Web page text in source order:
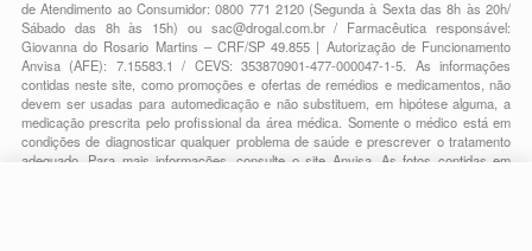
de Atendimento ao Consumidor: 0800 771 2120 (Segunda à Sexta das 8h às 20h/
Sábado das 8h às 15h) ou sac@drogal.com.br/ Farmacêutica responsável:
Giovanna do Rosario Martins – CRF/SP 49.855 | Autorização de Funcionamento
Anvisa (AFE): 7.15583.1 / CEVS: 353870901-477-000047-1-5. As informações
contidas neste site, como promoções e ofertas de remédios e medicamentos, não
devem ser usadas para automedicação e não substituem, em hipótese alguma, a
medicação prescrita pelo profissional da área médica. Somente o médico está em
condições de diagnosticar qualquer problema de saúde e prescrever o tratamento
adequado. Para mais informações, consulte o site Anvisa. As fotos contidas em